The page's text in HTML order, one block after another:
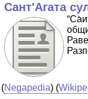
Сант'Агата
(Negapedia) (